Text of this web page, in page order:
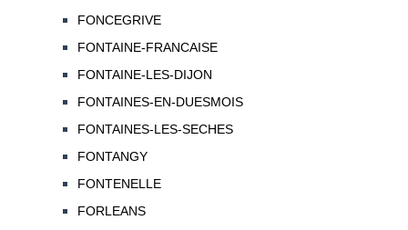
FONCEGRIVE
FONTAINE-FRANCAISE
FONTAINE-LES-DIJON
FONTAINES-EN-DUESMOIS
FONTAINES-LES-SECHES
FONTANGY
FONTENELLE
FORLEANS